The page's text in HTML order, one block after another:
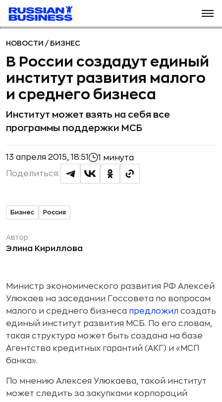
НОВОСТИ / БИЗНЕС
В России создадут единый
институт развития малого
и среднего бизнеса
Институт может взять на себя все
программы поддержки МСБ
13 апреля 2015, 18:51 1 минута
Поделиться:
Бизнес Россия
Автор:
Элина Кириллова
Министр экономического развития РФ Алексей
Улюкаев на заседании Госсовета по вопросам
малого и среднего бизнеса предложил создать
единый институт развития МСБ. По его словам,
такая структура может быть создана на базе
Агентства кредитных гарантий (АКГ) и «МСП
банка».
По мнению Алексея Улюкаева, такой институт
может следить за закупками корпораций